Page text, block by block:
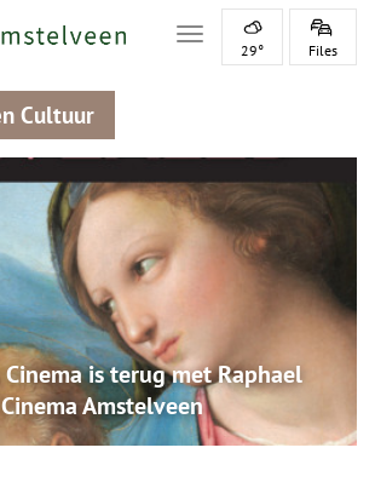
Toggle navigation
29° Files
Cultuur
is terug met Raphael
Amstelveen